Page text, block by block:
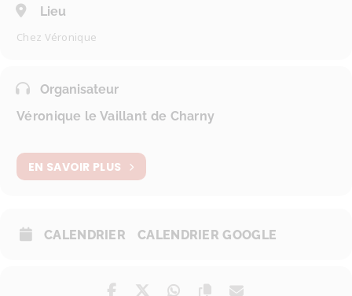
Lieu
Chez Véronique
Organisateur
Véronique le Vaillant de Charny
EN SAVOIR PLUS
CALENDRIER CALENDRIER GOOGLE